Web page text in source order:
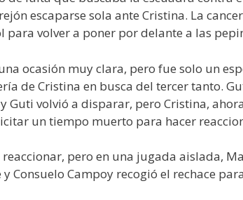
escaparse sola ante Cristina. La
para volver a poner por delante a las
ocasión muy clara, pero fue solo un
de Cristina en busca del tercer tanto.
Guti volvió a disparar, pero Cristina,
un tiempo muerto para hacer
pero en una jugada aislada,
Consuelo Campoy recogió el rechace